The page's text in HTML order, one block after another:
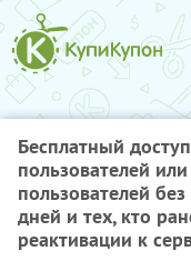
Бесплатный
пользователей
пользователей
дней и тех, кто
реактивации к